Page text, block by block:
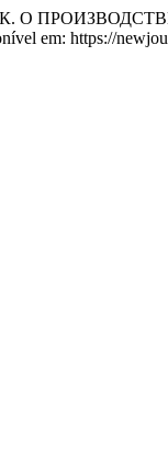
О
em: https://